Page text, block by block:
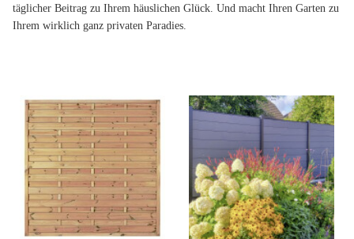
täglicher Beitrag zu Ihrem häuslichen Glück. Und macht Ihren Garten zu
Ihrem wirklich ganz privaten Paradies.